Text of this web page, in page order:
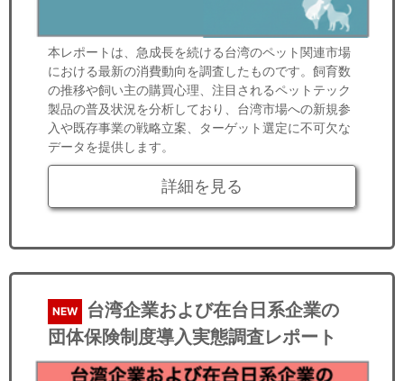
本レポートは、急成長を続ける台湾のペット関連市場
における最新の消費動向を調査したものです。飼育数
の推移や飼い主の購買心理、注目されるペットテック
製品の普及状況を分析しており、台湾市場への新規参
入や既存事業の戦略立案、ターゲット選定に不可欠な
データを提供します。
詳細を見る
NEW
台湾企業および在台日系企業の
団体保険制度導入実態調査レポート